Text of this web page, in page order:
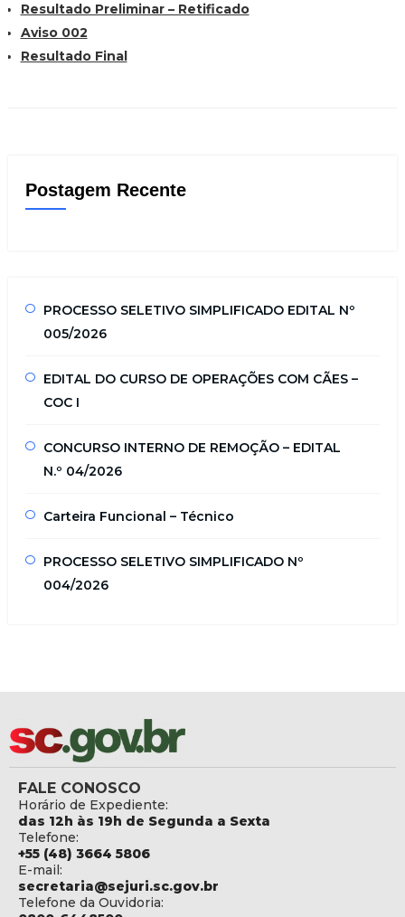
Resultado Preliminar – Retificado
Aviso 002
Resultado Final
Postagem Recente
PROCESSO SELETIVO SIMPLIFICADO EDITAL Nº
005/2026
EDITAL DO CURSO DE OPERAÇÕES COM CÃES –
COC I
CONCURSO INTERNO DE REMOÇÃO – EDITAL
N.º 04/2026
Carteira Funcional – Técnico
PROCESSO SELETIVO SIMPLIFICADO Nº
004/2026
FALE CONOSCO
Horário de Expediente:
das 12h às 19h de Segunda a Sexta
Telefone:
+55 (48) 3664 5806
E-mail:
secretaria@sejuri.sc.gov.br
Telefone da Ouvidoria: